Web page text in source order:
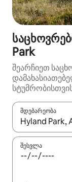
Park
შეარჩიეთ
მდებარეობა
როცა
შესვლა